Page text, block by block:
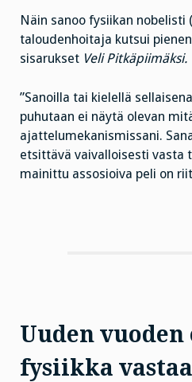
Näin sanoo fysiikan nobelisti
taloudenhoitaja kutsui
sisarukset Veli Pitkäpiimäksi.
”Sanoilla tai kielellä
puhutaan ei näytä olevan
ajattelumekanismissani.
etsittävä vaivalloisesti vasta
mainittu assosioiva peli on
Uuden vuoden
fysiikka